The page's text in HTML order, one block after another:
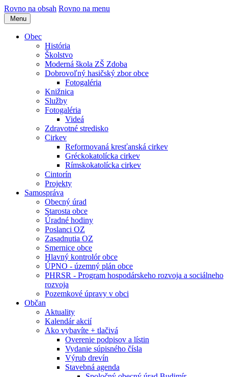
Rovno na obsah Rovno na menu
Menu
Obec
História
Školstvo
Moderná škola ZŠ Zdoba
Dobrovoľný hasičský zbor obce
Fotogaléria
Knižnica
Služby
Fotogaléria
Videá
Zdravotné stredisko
Cirkev
Reformovaná kresťanská cirkev
Gréckokatolícka cirkev
Rímskokatolícka cirkev
Cintorín
Projekty
Samospráva
Obecný úrad
Starosta obce
Úradné hodiny
Poslanci OZ
Zasadnutia OZ
Smernice obce
Hlavný kontrolór obce
ÚPNO - územný plán obce
PHRSR - Program hospodárskeho rozvoja a sociálneho
rozvoja
Pozemkové úpravy v obci
Občan
Aktuality
Kalendár akcií
Ako vybavíte + tlačivá
Overenie podpisov a lístin
Vydanie súpisného čísla
Výrub drevín
Stavebná agenda